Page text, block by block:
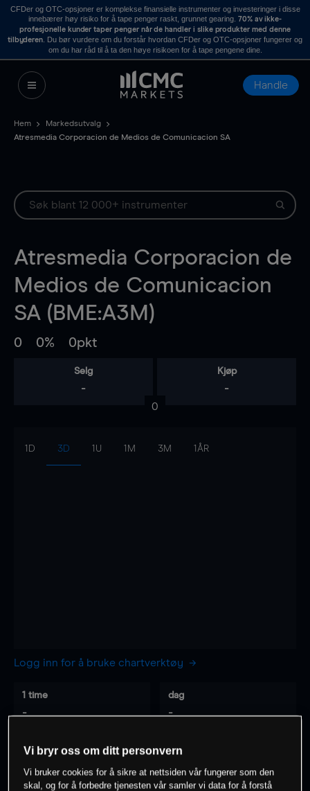
CFDer og OTC-opsjoner er komplekse finansielle instrumenter og investeringer i disse
innebærer høy risiko for å tape penger raskt, grunnet gearing. 70% av ikke-
profesjonelle kunder taper penger når de handler i slike produkter med denne
tilbyderen . Du bør vurdere om du forstår hvordan CFDer og OTC-opsjoner fungerer og
om du har råd til å ta den høye risikoen for å tape pengene dine.
Handle
Hem
Markedsutvalg
Atresmedia Corporacion de Medios de Comunicacion SA
Atresmedia Corporacion de
Medios de Comunicacion
SA (BME:A3M)
0 0% 0pkt
Selg
-
Kjøp
-
0
1D 3D 1U 1M 3M 1ÅR
Logg inn for å bruke chartverktøy
1 time
-
dag
-
7 dager
-
30 dager
-
Vi bryr oss om ditt personvern
Vi bruker cookies for å sikre at nettsiden vår fungerer som den
skal, og for å forbedre tjenesten vår samler vi data for å forstå